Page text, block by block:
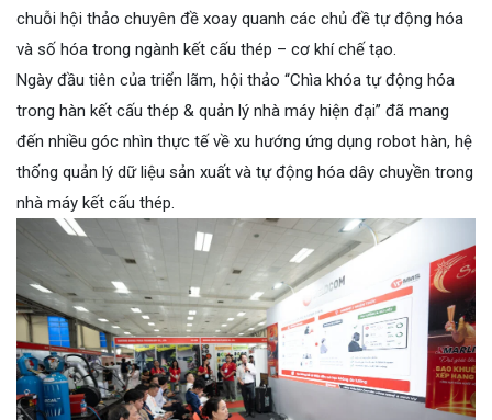
chuỗi hội thảo chuyên đề xoay quanh các chủ đề tự động hóa
và số hóa trong ngành kết cấu thép – cơ khí chế tạo.
Ngày đầu tiên của triển lãm, hội thảo “Chìa khóa tự động hóa
trong hàn kết cấu thép & quản lý nhà máy hiện đại” đã mang
đến nhiều góc nhìn thực tế về xu hướng ứng dụng robot hàn, hệ
thống quản lý dữ liệu sản xuất và tự động hóa dây chuyền trong
nhà máy kết cấu thép.